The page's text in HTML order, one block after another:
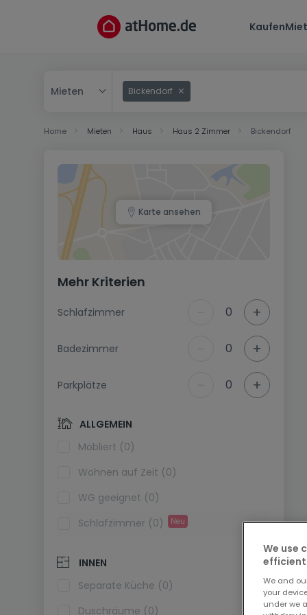
Kaufen
Mieten Bickendorf
Home Mieten Haus Haus 2 Zimmer Bickendorf
Karte ansehen
Mehr Kriterien
Schlafzimmer 0 +
Badezimmer 0 +
Parkplätze 0 +
ALLGEMEIN
Möbliert (0)
Wohnen auf Zeit (0)
WG geeignet (0)
Schlafzimmer (0)
Neu
INNEN
Separate Küche (0)
Duschräume (0)
We use
We and
your
under we